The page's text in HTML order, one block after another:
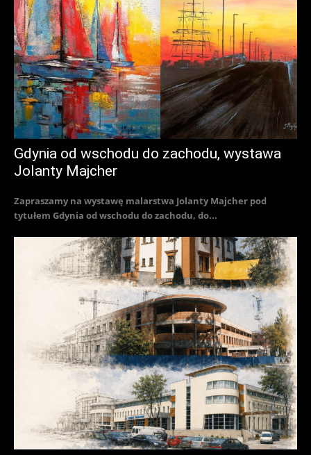
Gdynia od wschodu do zachodu, wystawa
Jolanty Majcher
Zapraszamy na wystawę malarstwa Jolanty Majcher pod
tytułem Gdynia od wschodu do zachodu, do...